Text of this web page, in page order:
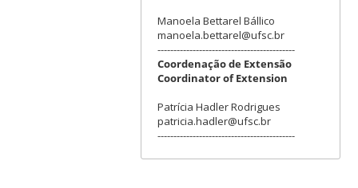
Manoela Bettarel Bállico
manoela.bettarel@ufsc.br
-------------------------------------------
Coordenação de Extensão
Coordinator of Extension
Patrícia Hadler Rodrigues
patricia.hadler@ufsc.br
-------------------------------------------